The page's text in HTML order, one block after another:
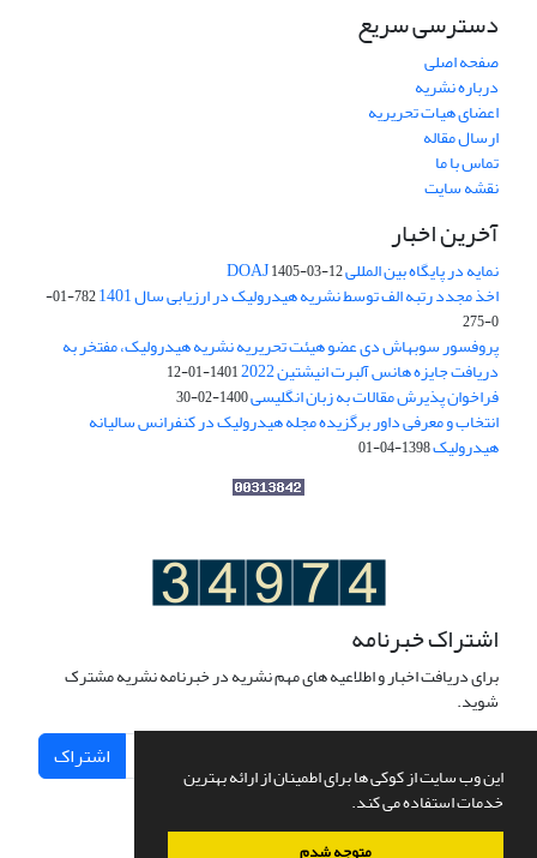
این وب سایت از کوکی ها برای اطمینان از ارائه بهترین
خدمات استفاده می کند.
متوجه شدم
دسترسی سریع
صفحه اصلی
درباره نشریه
اعضای هیات تحریریه
ارسال مقاله
تماس با ما
نقشه سایت
آخرین اخبار
نمایه در پایگاه بین المللی DOAJ1405-03-12
اخذ مجدد رتبه الف توسط نشریه هیدرولیک در ارزیابی سال 1401
782-01-
0-275
پروفسور سوبهاش دی عضو هیئت تحریریه نشریه هیدرولیک، مفتخر به
دریافت جایزه هانس آلبرت انیشتین 2022 1401-01-12
فراخوان پذیرش مقالات به زبان انگلیسی1400-02-30
انتخاب و معرفی داور برگزیده مجله هیدرولیک در کنفرانس سالیانه
هیدرولیک1398-04-01
اشتراک خبرنامه
برای دریافت اخبار و اطلاعیه های مهم نشریه در خبرنامه نشریه مشترک
شوید.
اشتراک